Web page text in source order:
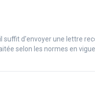
suffit d'envoyer une lettre
selon les normes en